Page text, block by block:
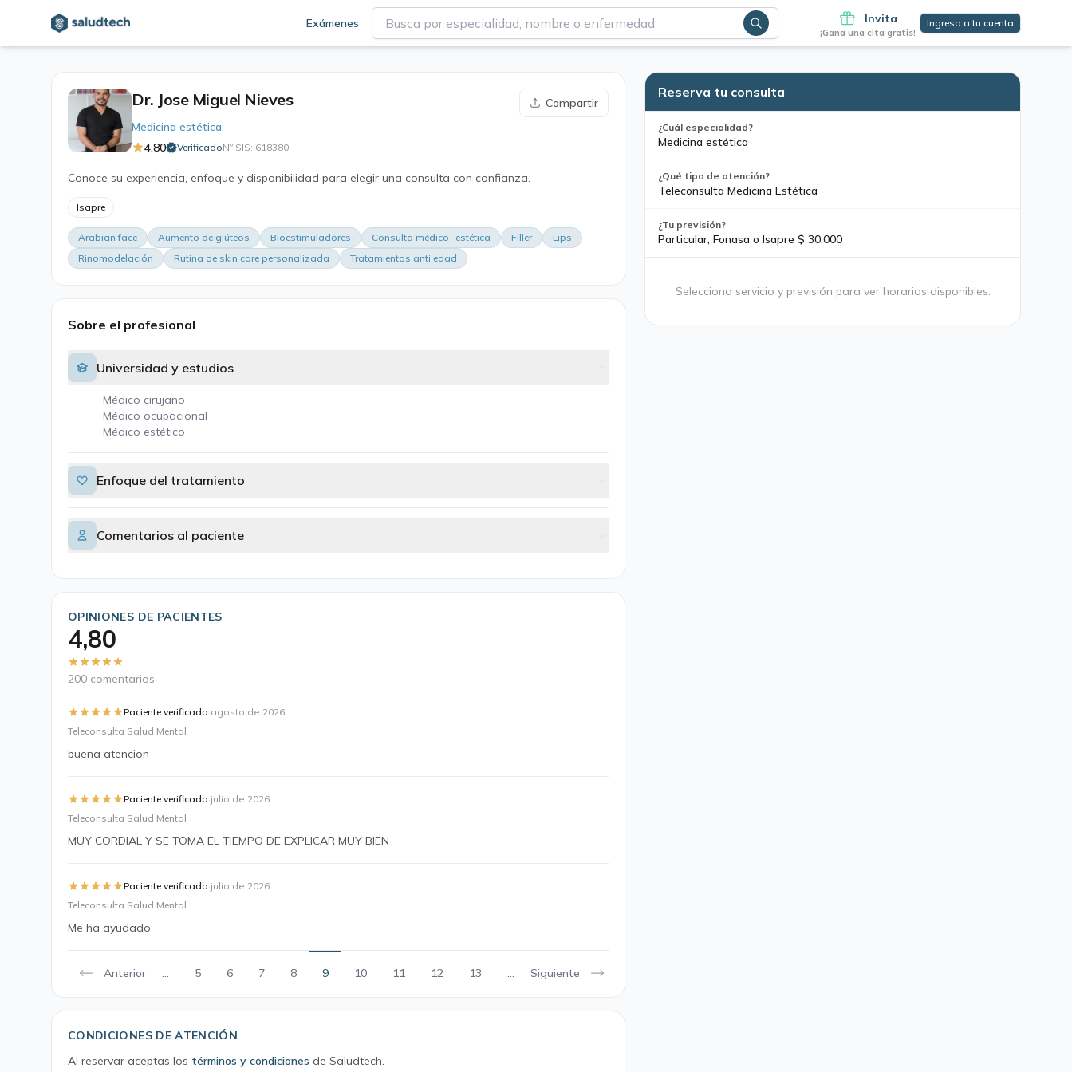
Exámenes Invita
¡Gana una cita gratis!
Ingresa a tu cuenta
Dr. Jose Miguel Nieves
Compartir
Medicina estética
4,80
VerificadoNº SIS: 618380·
Conoce su experiencia, enfoque y disponibilidad para elegir una consulta con confianza.
Isapre
Arabian face Aumento de glúteos Bioestimuladores Consulta médico- estética Filler
Lips
Rinomodelación
Rutina de skin care personalizada Tratamientos anti edad
Sobre el profesional
Universidad y estudios
Médico cirujano
Médico ocupacional
Médico estético
Enfoque del tratamiento
Comentarios al paciente
OPINIONES DE PACIENTES
4,80
200 comentarios
Paciente verificado·agosto de 2026
Teleconsulta Salud Mental
buena atencion
Paciente verificado·julio de 2026
Teleconsulta Salud Mental
MUY CORDIAL Y SE TOMA EL TIEMPO DE EXPLICAR MUY BIEN
Paciente verificado·julio de 2026
Teleconsulta Salud Mental
Me ha ayudado
Anterior ... 5 6 7 8 9 10 11 12 13 ... Siguiente
CONDICIONES DE ATENCIÓN
Al reservar aceptas los términos y condiciones de Saludtech.
Reserva tu consulta
¿Cuál especialidad?
Medicina estética
¿Qué tipo de atención?
Teleconsulta Medicina Estética
¿Tu previsión?
Particular, Fonasa o Isapre $ 30.000
Selecciona servicio y previsión para ver horarios disponibles.